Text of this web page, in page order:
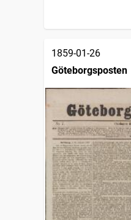
1859-01-26
Göteborgsposten